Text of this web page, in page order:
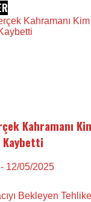
Kahramanı
Kaybetti
- 12/05/2025